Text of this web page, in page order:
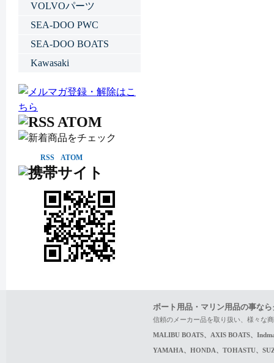
VOLVOパーツ
SEA-DOO PWC
SEA-DOO BOATS
Kawasaki
RSS ATOM
ボート用品・マリン用品の事な
信頼のメーカー品を取り扱い、様々な
MALIBU BOATS、AXIS BOATS、
YAMAHA、HONDA、TOHASTU、